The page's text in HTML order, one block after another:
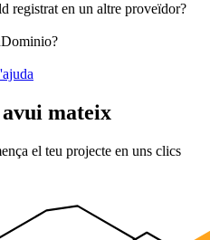
registrat en un altre proveïdor?
avui mateix
el teu projecte en uns clics